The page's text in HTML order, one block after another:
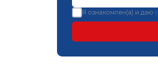
Я ознакомлен(а) и даю